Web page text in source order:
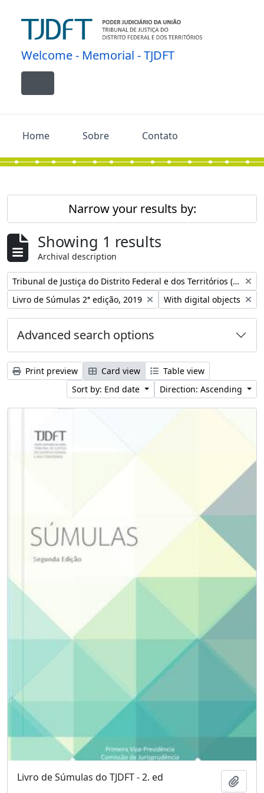
Welcome - Memorial - TJDFT
Toggle navigation
Home Sobre Contato
Narrow your results by:
Showing 1 results
Archival description
Remove filter:
Tribunal de Justiça do Distrito Federal e dos Territórios (Brasil)
Remove filter:
Livro de Súmulas 2ª edição, 2019 Remove filter:
With digital objects
Advanced search options
Print preview Card view
Table view
Sort by: End date
Direction: Ascending
Livro de Súmulas do TJDFT - 2. ed